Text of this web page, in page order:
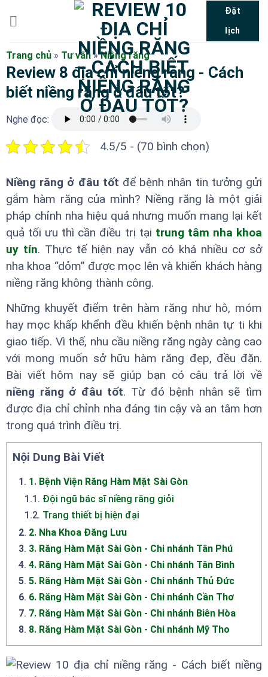
dung
Đặt
lịch
Trang chủ » Tư vấn»Niềng răng
Review 8 địa chỉ niềng răng - Cách
biết niềng răng ở đâu tốt?
Nghe đọc:
4.5/5 - (70 bình chọn)
Niềng răng ở đâu tốt để bệnh nhân tin tưởng gửi
gắm hàm răng của mình? Niềng răng là một giải
pháp chỉnh nha hiệu quả nhưng muốn mang lại kết
quả tối ưu thì cần điều trị tại trung tâm nha khoa
uy tín. Thực tế hiện nay vẫn có khá nhiều cơ sở
nha khoa “dỏm” được mọc lên và khiến khách hàng
niềng răng không thành công.
Những khuyết điểm trên hàm răng như hô, móm
hay mọc khấp khểnh đều khiến bệnh nhân tự ti khi
giao tiếp. Vì thế, nhu cầu niềng răng ngày càng cao
với mong muốn sở hữu hàm răng đẹp, đều đặn.
Bài viết hôm nay sẽ giúp bạn có câu trả lời về
niềng răng ở đâu tốt. Từ đó bệnh nhân sẽ tìm
được địa chỉ chỉnh nha đáng tin cậy và an tâm hơn
trong quá trình điều trị.
Nội Dung Bài Viết
1. 1. Bệnh Viện Răng Hàm Mặt Sài Gòn
1.1 . Đội ngũ bác sĩ niềng răng giỏi
1.2. Trang thiết bị hiện đại
2. 2. Nha Khoa Đăng Lưu
3. 3. Răng Hàm Mặt Sài Gòn - Chi nhánh Tân Phú
4. 4. Răng Hàm Mặt Sài Gòn - Chi nhánh Tân Bình
5. 5. Răng Hàm Mặt Sài Gòn - Chi nhánh Thủ Đức
6. 6. Răng Hàm Mặt Sài Gòn - Chi nhánh Cần Thơ
7. 7. Răng Hàm Mặt Sài Gòn - Chi nhánh Biên Hòa
8. 8. Răng Hàm Mặt Sài Gòn - Chi nhánh Mỹ Tho